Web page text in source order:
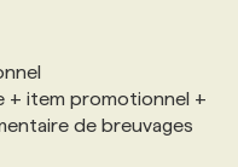
+ item promotionnel +
de breuvages